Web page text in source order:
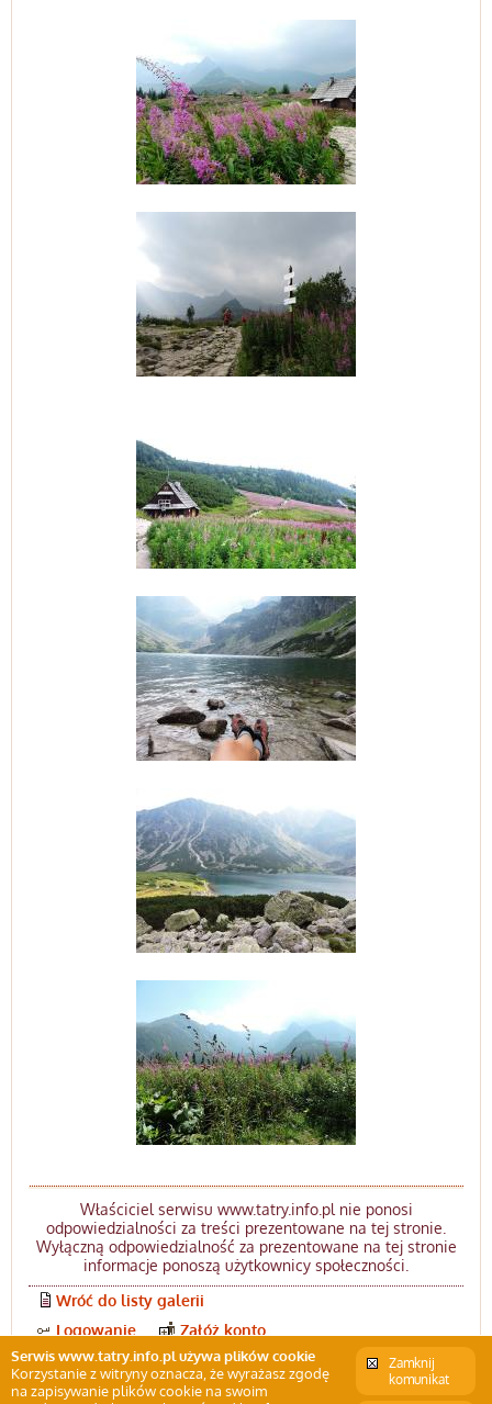
Serwis www.tatry.info.pl używa plików cookie
Korzystanie z witryny oznacza, że wyrażasz zgodę
na zapisywanie plików cookie na swoim
Zamknij
komunikat
Właściciel serwisu www.tatry.info.pl nie ponosi
odpowiedzialności za treści prezentowane na tej stronie.
Wyłączną odpowiedzialność za prezentowane na tej stronie
informacje ponoszą użytkownicy społeczności.
Wróć do listy galerii
Logowanie
Załóż konto